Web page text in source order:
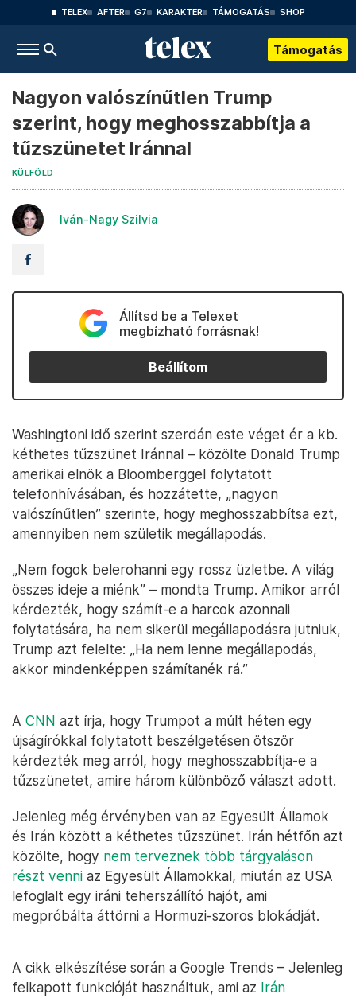
TELEX AFTER G7 KARAKTER TÁMOGATÁS SHOP
Támogatás
Nagyon valószínűtlen Trump
szerint, hogy meghosszabbítja a
tűzszünetet Iránnal
KÜLFÖLD
Iván-Nagy Szilvia
Állítsd be a Telexet
megbízható forrásnak!
Beállítom
Washingtoni idő szerint szerdán este véget ér a kb.
kéthetes tűzszünet Iránnal – közölte Donald Trump
amerikai elnök a Bloomberggel folytatott
telefonhívásában, és hozzátette, „nagyon
valószínűtlen” szerinte, hogy meghosszabbítsa ezt,
amennyiben nem születik megállapodás.
„Nem fogok belerohanni egy rossz üzletbe. A világ
összes ideje a miénk” – mondta Trump. Amikor arról
kérdezték, hogy számít-e a harcok azonnali
folytatására, ha nem sikerül megállapodásra jutniuk,
Trump azt felelte: „Ha nem lenne megállapodás,
akkor mindenképpen számítanék rá.”
A CNN azt írja, hogy Trumpot a múlt héten egy
újságírókkal folytatott beszélgetésen ötször
kérdezték meg arról, hogy meghosszabbítja-e a
tűzszünetet, amire három különböző választ adott.
Jelenleg még érvényben van az Egyesült Államok
és Irán között a kéthetes tűzszünet. Irán hétfőn azt
közölte, hogy nem terveznek több tárgyaláson
részt venni az Egyesült Államokkal, miután az USA
lefoglalt egy iráni teherszállító hajót, ami
megpróbálta áttörni a Hormuzi-szoros blokádját.
A cikk elkészítése során a Google Trends – Jelenleg
felkapott funkcióját használtuk, ami az Irán